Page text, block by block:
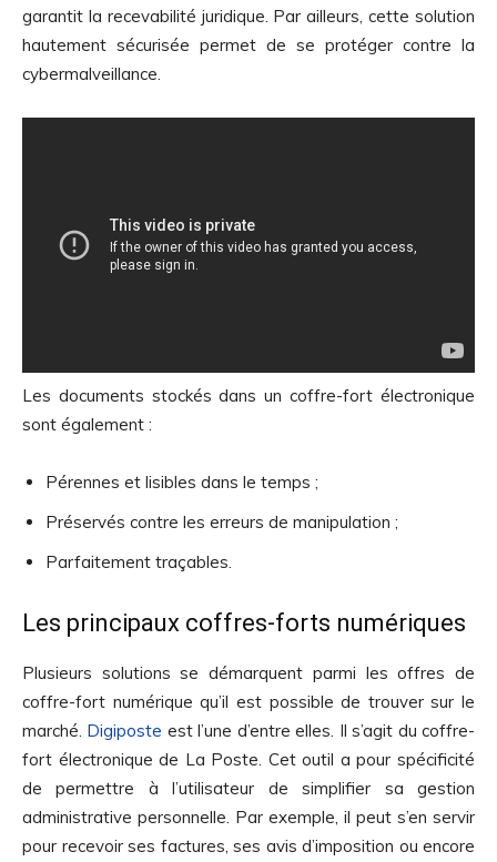
garantit la recevabilité juridique. Par ailleurs, cette solution
hautement sécurisée permet de se protéger contre la
cybermalveillance.
Les documents stockés dans un coffre-fort électronique
sont également :
Pérennes et lisibles dans le temps ;
Préservés contre les erreurs de manipulation ;
Parfaitement traçables.
Les principaux coffres-forts numériques
Plusieurs solutions se démarquent parmi les offres de
coffre-fort numérique qu’il est possible de trouver sur le
marché. Digiposte est l’une d’entre elles. Il s’agit du coffre-
fort électronique de La Poste. Cet outil a pour spécificité
de permettre à l’utilisateur de simplifier sa gestion
administrative personnelle. Par exemple, il peut s’en servir
pour recevoir ses factures, ses avis d’imposition ou encore